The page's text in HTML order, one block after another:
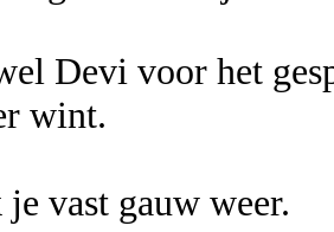
Devi voor het
wint.
vast gauw weer.